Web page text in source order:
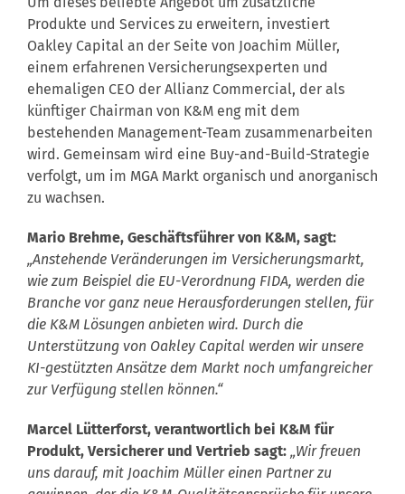
Produkte und Services zu erweitern, investiert
Oakley Capital an der Seite von Joachim Müller,
einem erfahrenen Versicherungsexperten und
ehemaligen CEO der Allianz Commercial, der als
künftiger Chairman von K&M eng mit dem
bestehenden Management-Team zusammenarbeiten
wird. Gemeinsam wird eine Buy-and-Build-Strategie
verfolgt, um im MGA Markt organisch und anorganisch
zu wachsen.
Mario Brehme, Geschäftsführer von K&M, sagt:
„Anstehende Veränderungen im Versicherungsmarkt,
wie zum Beispiel die EU-Verordnung FIDA, werden die
Branche vor ganz neue Herausforderungen stellen, für
die K&M Lösungen anbieten wird. Durch die
Unterstützung von Oakley Capital werden wir unsere
KI-gestützten Ansätze dem Markt noch umfangreicher
zur Verfügung stellen können.“
Marcel Lütterforst, verantwortlich bei K&M für
Produkt, Versicherer und Vertrieb sagt: „Wir freuen
uns darauf, mit Joachim Müller einen Partner zu